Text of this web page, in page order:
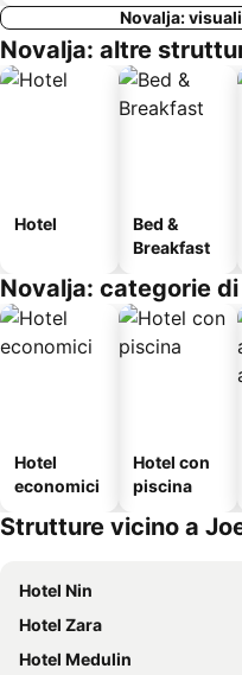
Novalja:
Novalja: altre
Hotel
Bed &
Breakfast
Novalja: categorie
Hotel
economici
Hotel con
piscina
Strutture vicino a
Hotel Nin
Hotel Zara
Hotel Medulin